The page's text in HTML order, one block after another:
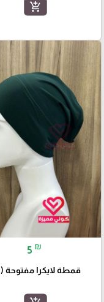
add_shopping_cart
5 ₪
قمطة لايكرا مفتوحة (21)